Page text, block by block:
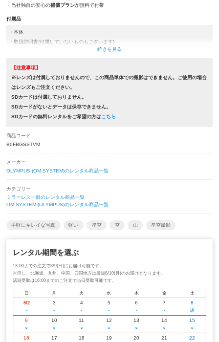
・当社独自の安心の補償プランが無料で付帯
付属品
・本体
・取扱説明書(付属していないものもございます)
・ネックストラップ
・カメラケース
・ボディキャップ
【注意事項】
※レンズは付属しておりませんので、この商品単体での撮影はできません。ご使用の場合
はレンズもご注文ください。
SDカードは付属しておりません。
SDカードがないとデータは保存できません。
SDカードの無料レンタルをご希望の方はこちら
商品コード
B0FBGSSTVM
メーカー
OLYMPUS (OM SYSTEM)のレンタル商品一覧
カテゴリー
ミラーレス一眼のレンタル商品一覧
OM SYSTEM (OLYMPUS)のレンタル商品一覧
手軽にキレイな写真 軽い 星空 空 山 星空撮影
レンタル期間を選ぶ
13:00までの注文で8/9(日)にお届け可能です。
※但し、北海道、九州、中国、四国地方は最短8/10(月)のお届けとなります。
店頭受取は16:00までのご注文で当日受取可能です。
日 月 火 水 木 金 土
8/2
-
3
-
4
-
5
-
6
-
7
-
8
店
9
○
10
○
11
○
12
○
13
○
14
○
15
○
16
17
18
19
20
21
22